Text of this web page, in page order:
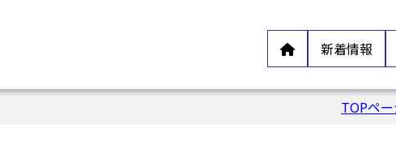
新着情報
TOPペ